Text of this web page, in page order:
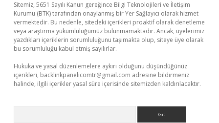
Sitemiz, 5651 Sayılı Kanun gereğince Bilgi Teknolojileri ve İletişim
Kurumu (BTK) tarafından onaylanmış bir Yer Sağlayıcı olarak hizmet
vermektedir. Bu nedenle, sitedeki içerikleri proaktif olarak denetleme
veya araştırma yükümlülüğümüz bulunmamaktadır. Ancak, üyelerimiz
yazdıkları içeriklerin sorumluluğunu taşımakta olup, siteye üye olarak
bu sorumluluğu kabul etmiş sayılırlar.
Hukuka ve yasal düzenlemelere aykırı olduğunu düşündüğünüz
içerikleri, backlinkpanelicomtr@gmail.com adresine bildirmeniz
halinde, ilgili içerikler yasal süre içerisinde sitemizden kaldırılacaktır.